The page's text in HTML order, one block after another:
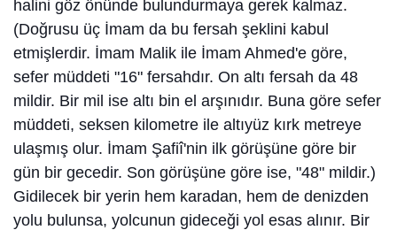
halini göz önünde bulundurmaya gerek kalmaz.
(Doğrusu üç İmam da bu fersah şeklini kabul
etmişlerdir. İmam Malik ile İmam Ahmed'e göre,
sefer müddeti "16" fersahdır. On altı fersah da 48
mildir. Bir mil ise altı bin el arşınıdır. Buna göre sefer
müddeti, seksen kilometre ile altıyüz kırk metreye
ulaşmış olur. İmam Şafiî'nin ilk görüşüne göre bir
gün bir gecedir. Son görüşüne göre ise, "48" mildir.)
Gidilecek bir yerin hem karadan, hem de denizden
yolu bulunsa, yolcunun gideceği yol esas alınır. Bir